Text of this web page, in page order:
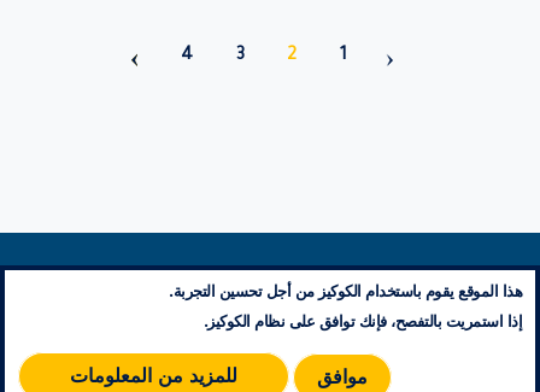
الصفحة1
Current
2 الصفحة
3 الصفحة
4
معلومات تنظيمية
إتصل بنا
مخطط الموقع
RSS
هذا الموقع يقوم باستخدام الكوكيز من أجل تحسين التجربة.
إذا استمريت بالتفصح، فإنك توافق على نظام الكوكيز.
موافق للمزيد من المعلومات